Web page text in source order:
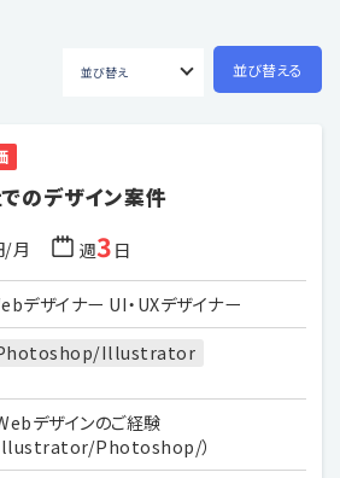
のデザイン案件
月 週3日
デザイナー UI・UXデザイナー
Illustrator
デザインのご経験
Illustrator/Photoshop/）